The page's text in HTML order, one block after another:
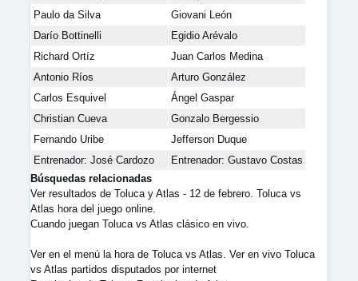
Paulo da Silva
Giovani León
Darío Bottinelli
Egidio Arévalo
Richard Ortíz
Juan Carlos Medina
Antonio Ríos
Arturo González
Carlos Esquivel
Ángel Gaspar
Christian Cueva
Gonzalo Bergessio
Fernando Uribe
Jefferson Duque
Entrenador: José Cardozo
Entrenador: Gustavo Costas
Búsquedas relacionadas
Ver resultados de Toluca y Atlas - 12 de febrero. Toluca vs
Atlas hora del juego online.
Cuando juegan Toluca vs Atlas clásico en vivo.
Ver en el menú la hora de Toluca vs Atlas. Ver en vivo Toluca
vs Atlas partidos disputados por internet